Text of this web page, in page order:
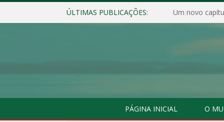
ÚLTIMAS PUBLICAÇÕES: Um novo
PÁGINA INICIAL O